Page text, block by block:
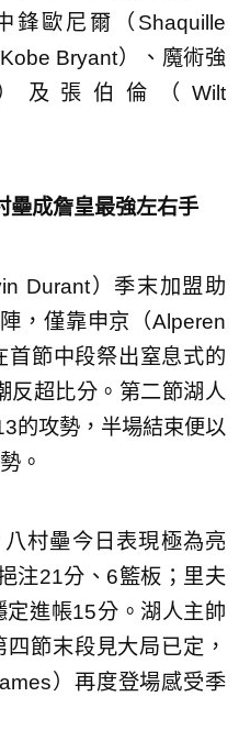
鋒歐尼爾（Shaquille
Bryant）、魔術強
）及張伯倫（Wilt
成詹皇最強左右手
Durant）季末加盟助
，僅靠申京（Alperen
首節中段祭出窒息式的
反超比分。第二節湖人
的攻勢，半場結束便以
。
村壘今日表現極為亮
注21分、6籃板；里夫
進帳15分。湖人主帥
節末段見大局已定，
）再度登場感受季